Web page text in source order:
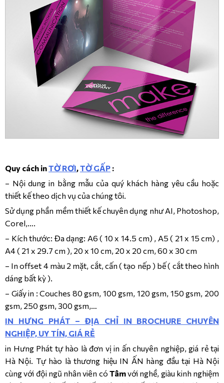
Quy cách inTỜ RƠI,TỜ GẤP :
– Nội dung in bằng mẫu của quý khách hàng yêu cầu hoặc
thiết kế theo dịch vụ của chúng tôi.
Sử dụng phần mềm thiết kế chuyên dụng như AI, Photoshop,
Corel,….
– Kích thước: Đa dạng: A6 ( 10 x 14.5 cm) , A5 ( 21 x 15 cm) ,
A4 ( 21 x 29.7 cm ), 20 x 10 cm, 20 x 20 cm, 60 x 30 cm
– In offset 4 màu 2 mặt, cắt, cấn ( tạo nếp ) bế ( cắt theo hình
dáng bất kỳ ).
– Giấy in : Couches 80 gsm, 100 gsm, 120 gsm, 150 gsm, 200
gsm, 250 gsm, 300 gsm,…
IN HƯNG PHÁT – ĐỊA CHỈ IN BROCHURE CHUYÊN
NGHIỆP, UY TÍN, GIÁ RẺ
in Hưng Phát tự hào là đơn vị in ấn chuyên nghiệp, giá rẻ tại
Hà Nội. Tự hào là thương hiệu IN ẤN hàng đầu tại Hà Nội
cùng với đội ngũ nhân viên có Tâmvới nghề, giàu kinh nghiệm